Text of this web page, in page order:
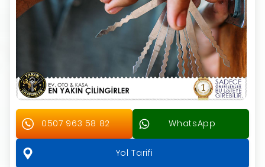
0507 963 58 82 WhatsApp
Yol Tarifi